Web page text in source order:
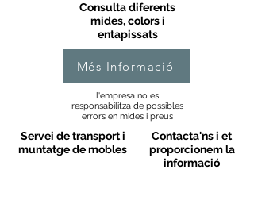
Consulta diferents
mides, colors i
entapissats
Més Informació
l'empresa no es
responsabilitza de possibles
errors en mides i preus
Servei de transport i
muntatge de mobles
Contacta'ns i et
proporcionem la
informació